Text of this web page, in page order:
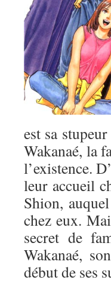
est sa
Wakanaé, la
l’existence.
leur accueil
Shion,
chez eux.
secret de
Wakanaé,
début de ses